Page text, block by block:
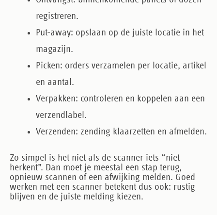
registreren.
Put-away: opslaan op de juiste locatie in het
magazijn.
Picken: orders verzamelen per locatie, artikel
en aantal.
Verpakken: controleren en koppelen aan een
verzendlabel.
Verzenden: zending klaarzetten en afmelden.
Zo simpel is het niet als de scanner iets “niet
herkent”. Dan moet je meestal een stap terug,
opnieuw scannen of een afwijking melden. Goed
werken met een scanner betekent dus ook: rustig
blijven en de juiste melding kiezen.